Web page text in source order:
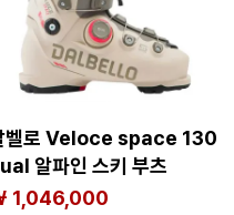
벨로 Veloce space 130
알파인 스키 부츠
1,046,000